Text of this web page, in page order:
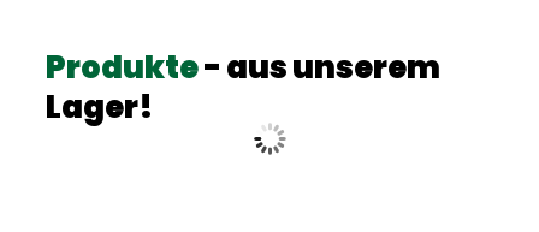
Produkte- aus unserem
Lager!